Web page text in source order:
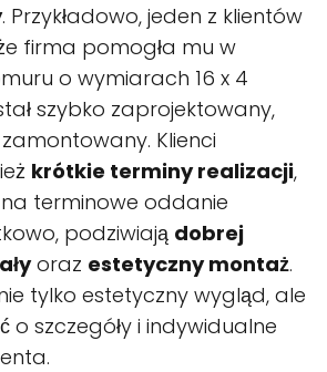
. Przykładowo, jeden z klientów
firma pomogła mu w
o wymiarach 16 x 4
szybko zaprojektowany,
Klienci
krótkie terminy realizacji,
terminowe oddanie
podziwiają dobrej
oraz estetyczny montaż.
tylko estetyczny wygląd, ale
o szczegóły i indywidualne